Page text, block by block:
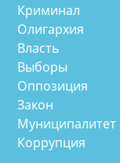
Криминал
Олигархия
Власть
Выборы
Оппозиция
Закон
Муниципалитет
Коррупция